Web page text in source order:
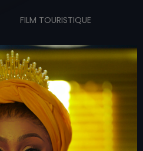
FILM TOURISTIQUE